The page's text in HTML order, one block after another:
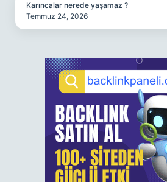
Karıncalar nerede yaşamaz ?
Temmuz 24, 2026